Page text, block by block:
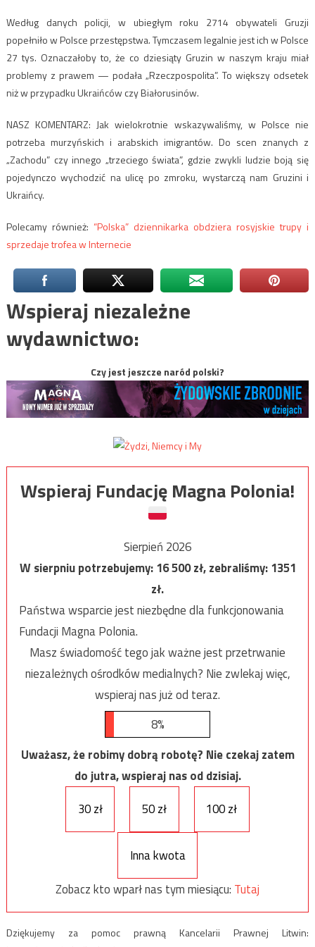
Według danych policji, w ubiegłym roku 2714 obywateli Gruzji
popełniło w Polsce przestępstwa. Tymczasem legalnie jest ich w Polsce
27 tys. Oznaczałoby to, że co dziesiąty Gruzin w naszym kraju miał
problemy z prawem — podała „Rzeczpospolita”. To większy odsetek
niż w przypadku Ukraińców czy Białorusinów.
NASZ KOMENTARZ: Jak wielokrotnie wskazywaliśmy, w Polsce nie
potrzeba murzyńskich i arabskich imigrantów. Do scen znanych z
„Zachodu” czy innego „trzeciego świata”, gdzie zwykli ludzie boją się
pojedynczo wychodzić na ulicę po zmroku, wystarczą nam Gruzini i
Ukraińcy.
Polecamy również: “Polska” dziennikarka obdziera rosyjskie trupy i
sprzedaje trofea w Internecie
Wspieraj niezależne
wydawnictwo:
Czy jest jeszcze naród polski?
Wspieraj Fundację Magna Polonia!
Sierpień 2026
W sierpniu potrzebujemy:16 500zł, zebraliśmy:1351
zł.
Państwa wsparcie jest niezbędne dla funkcjonowania
Fundacji Magna Polonia.
Masz świadomość tego jak ważne jest przetrwanie
niezależnych ośrodków medialnych? Nie zwlekaj więc,
wspieraj nas już od teraz.
8%
Uważasz, że robimy dobrą robotę? Nie czekaj zatem
do jutra, wspieraj nas od dzisiaj.
30 zł
50 zł 100 zł
Inna kwota
Zobacz kto wparł nas tym miesiącu: Tutaj
Dziękujemy za pomoc prawną Kancelarii Prawnej Litwin: